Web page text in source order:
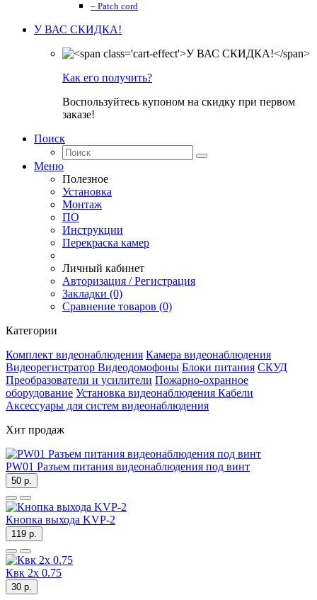
– Patch cord
У ВАС СКИДКА!
Как его получить?
Воспользуйтесь купоном на скидку при первом
заказе!
Поиск
Меню
Полезное
Установка
Монтаж
ПО
Инструкции
Перекраска камер
Личный кабинет
Авторизация / Регистрация
Закладки (0)
Сравнение товаров (0)
Категории
Комплект видеонаблюдения Камера видеонаблюдения
Видеорегистратор Видеодомофоны Блоки питания СКУД
Преобразователи и усилители Пожарно-охранное
оборудование Установка видеонаблюдения Кабели
Аксессуары для систем видеонаблюдения
Хит продаж
PW01 Разъем питания видеонаблюдения под винт
50 р.
Кнопка выхода KVP-2
119 р.
Квк 2х 0.75
30 р.